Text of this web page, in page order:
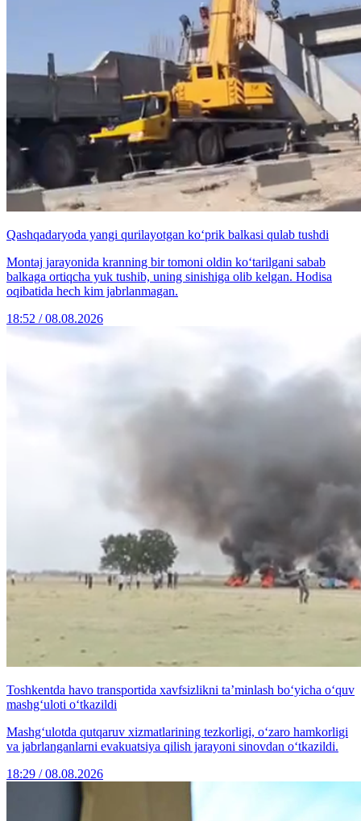
Qashqadaryoda yangi qurilayotgan ko‘prik balkasi qulab tushdi
Montaj jarayonida kranning bir tomoni oldin ko‘tarilgani sabab
balkaga ortiqcha yuk tushib, uning sinishiga olib kelgan. Hodisa
oqibatida hech kim jabrlanmagan.
18:52 / 08.08.2026
Toshkentda havo transportida xavfsizlikni ta’minlash bo‘yicha o‘quv
mashg‘uloti o‘tkazildi
Mashg‘ulotda qutqaruv xizmatlarining tezkorligi, o‘zaro hamkorligi
va jabrlanganlarni evakuatsiya qilish jarayoni sinovdan o‘tkazildi.
18:29 / 08.08.2026